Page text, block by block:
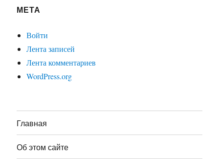
МЕТА
Войти
Лента записей
Лента комментариев
WordPress.org
Главная
Об этом сайте